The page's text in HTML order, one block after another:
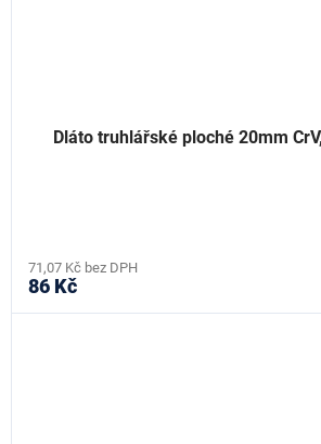
Dláto truhlářské ploché 20mm
71,07 Kč bez DPH
86 Kč